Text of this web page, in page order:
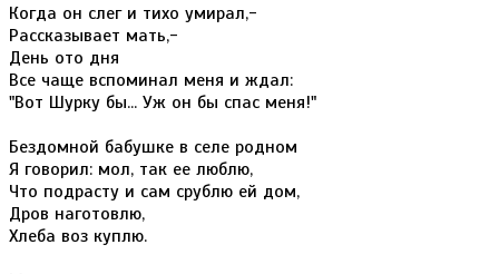
Когда он слег и тихо умирал,-
Рассказывает мать,-
День ото дня
Все чаще вспоминал меня и ждал:
"Вот Шурку бы... Уж он бы спас меня!"
Бездомной бабушке в селе родном
Я говорил: мол, так ее люблю,
Что подрасту и сам срублю ей дом,
Дров наготовлю,
Хлеба воз куплю.